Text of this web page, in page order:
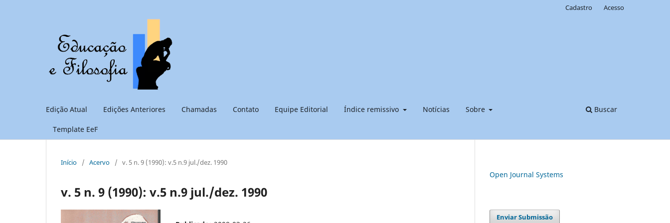
Edição Atual Edições Anteriores Chamadas Contato Equipe Editorial Índice remissivo Notícias Sobre
Template EeF
Buscar
Cadastro Acesso
Início / Acervo / v. 5 n. 9 (1990): v.5 n.9 jul./dez. 1990
v. 5 n. 9 (1990): v.5 n.9 jul./dez. 1990
Open Journal Systems
Enviar Submissão